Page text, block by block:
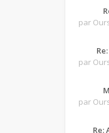
par
par
par
Re: